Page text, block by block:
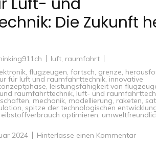
Die Zukunft
luft, raumfahrt
, flugzeugen, fortsch, grenze,
für luft und raumfahrttechnik, innovative
, leistungsfähigkeit von
raumfahrttechnik, luft- und
, mechanik, modellierung, raketen,
, spitze der technologischen
optimieren,
2024 Hinterlasse einen Kommentarzu